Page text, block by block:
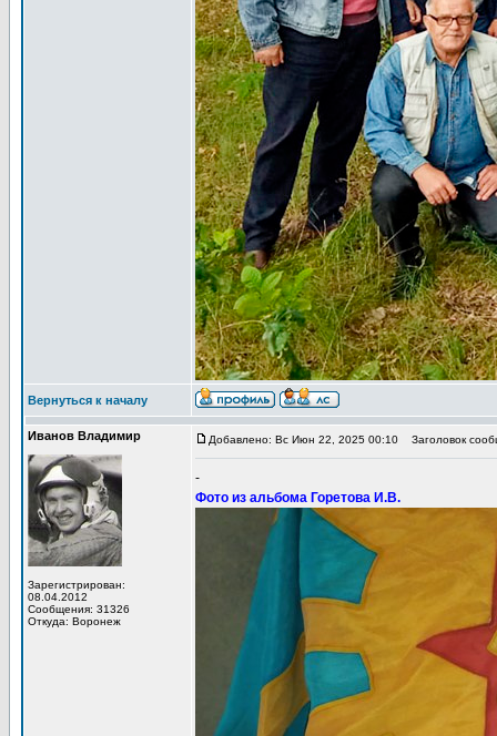
Вернуться к началу
Иванов Владимир
Зарегистрирован:
08.04.2012
Сообщения: 31326
Откуда: Воронеж
Добавлено: Вс Июн 22, 2025 00:10 Заголовок
-
Фото из альбома Горетова И.В.